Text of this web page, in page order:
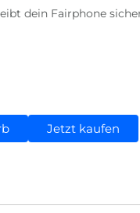
dein Fairphone
Jetzt kaufen